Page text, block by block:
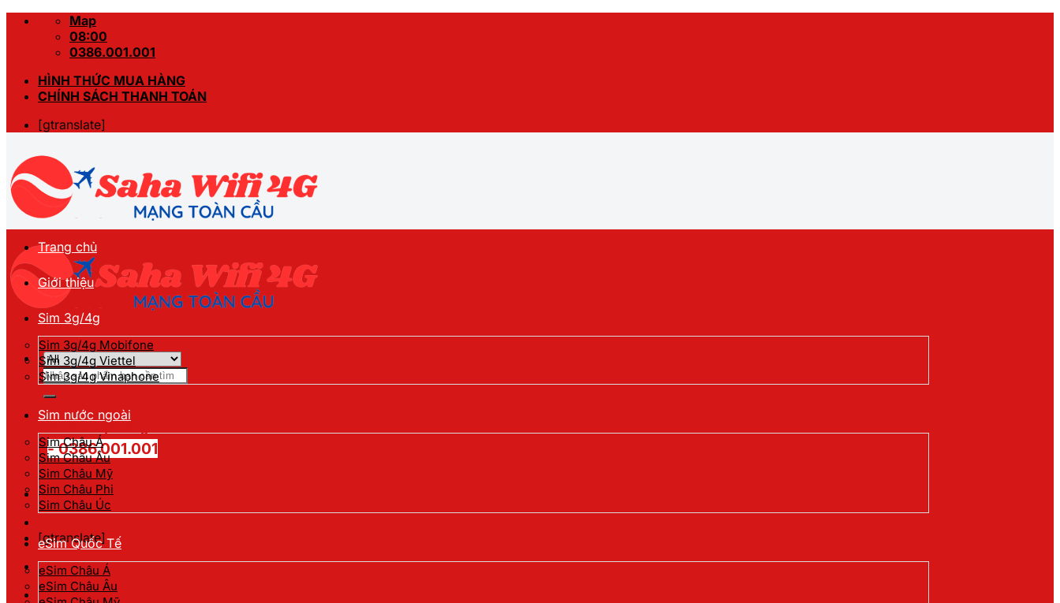
Skip
Map
08:00
0386.001.001
HÌNH THỨC MUA HÀNG
CHÍNH SÁCH THANH TOÁN
[gtranslate]
Tìm
kiếm:
Hotline đặt hàng
- 0386.001.001
[gtranslate]
Trang chủ
Giới thiệu
Sim 3g/4g
Sim 3g/4g Mobifone
Sim 3g/4g Viettel
Sim 3g/4g Vinaphone
Sim nước ngoài
Sim Châu Á
Sim Châu Âu
Sim Châu Mỹ
Sim Châu Phi
Sim Châu Úc
eSim Quốc Tế
eSim Châu Á
eSim Châu Âu